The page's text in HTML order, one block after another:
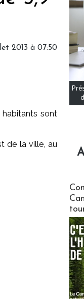
2013 à 07:50
habitants sont
de la ville, au